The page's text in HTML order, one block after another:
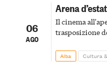
06
AGO
Arena
Il cinema
trasposizione
Alba Cultura